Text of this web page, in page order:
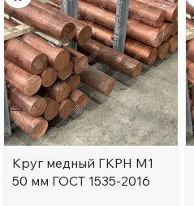
Круг медный ГКРН М1
50 мм ГОСТ 1535-2016